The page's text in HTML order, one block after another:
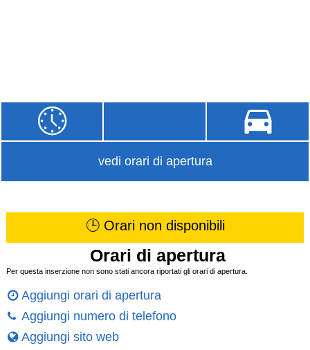
vedi orari di apertura
🕒 Orari non disponibili
Orari di apertura
Per questa inserzione non sono stati ancora riportati gli orari di apertura.
Aggiungi orari di apertura
Aggiungi numero di telefono
Aggiungi sito web